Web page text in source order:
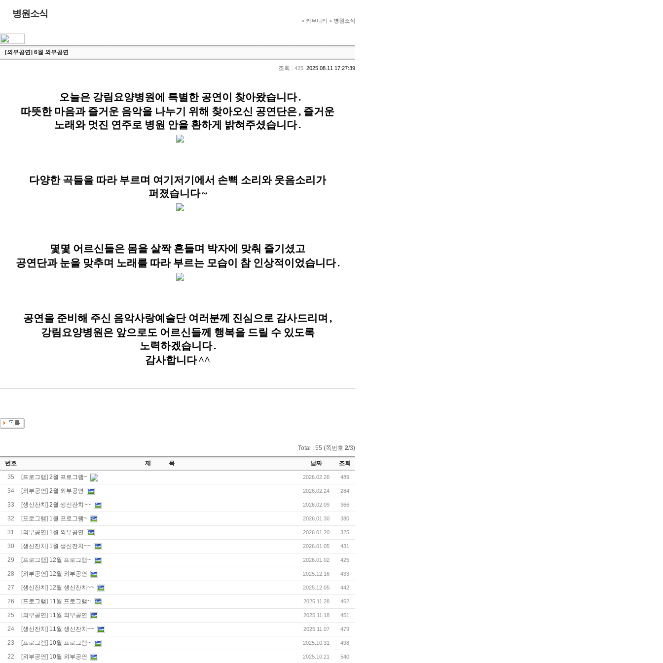
병원소식
> 커뮤니티 > 병원소식
[외부공연] 6월 외부공연
조회 : 425 2025.08.11 17:27:39
오늘은 강림요양병원에 특별한 공연이 찾아왔습니다.
따뜻한 마음과 즐거운 음악을 나누기 위해 찾아오신 공연단은, 즐거운
노래와 멋진 연주로 병원 안을 환하게 밝혀주셨습니다.
다양한 곡들을 따라 부르며 여기저기에서 손뼉 소리와 웃음소리가
퍼졌습니다~
몇몇 어르신들은 몸을 살짝 흔들며 박자에 맞춰 즐기셨고
공연단과 눈을 맞추며 노래를 따라 부르는 모습이 참 인상적이었습니다.
공연을 준비해 주신 음악사랑예술단 여러분께 진심으로 감사드리며 ,
강림요양병원은 앞으로도 어르신들께 행복을 드릴 수 있도록
노력하겠습니다.
감사합니다^^
Total : 55 (쪽번호 2/3)
번호 제 목 날짜
조회
35
[프로그램] 2월 프로그램~ 2026.02.26 489
34 [외부공연] 2월 외부공연 2026.02.24 284
33 [생신잔치] 2월 생신잔치~~ 2026.02.09 366
32 [프로그램] 1월 프로그램~ 2026.01.30 380
31 [외부공연] 1월 외부공연 2026.01.20 325
30 [생신잔치] 1월 생신잔치~~ 2026.01.05 431
29 [프로그램] 12월 프로그램~ 2026.01.02 425
28 [외부공연] 12월 외부공연 2025.12.16 433
27 [생신잔치] 12월 생신잔치~~ 2025.12.05 442
26 [프로그램] 11월 프로그램~ 2025.11.28 462
25 [외부공연] 11월 외부공연 2025.11.18 451
24 [생신잔치] 11월 생신잔치~~ 2025.11.07 479
23 [프로그램] 10월 프로그램~ 2025.10.31 498
22 [외부공연] 10월 외부공연 2025.10.21 540